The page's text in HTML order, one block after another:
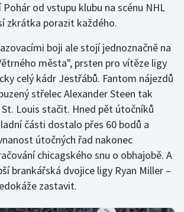
od vstupu klubu na scénu NHL
zkrátka porazit každého.
boji ale stojí jednoznačně na
města", prsten pro vítěze ligy
celý kádr Jestřábů. Fantom nájezdů
střelec Alexander Steen tak
Louis stačit. Hned pět útočníků
části dostalo přes 60 bodů a
útočných řad nakonec
chicagského snu o obhajobě. A
brankářská dvojice ligy Ryan Miller –
zastavit.